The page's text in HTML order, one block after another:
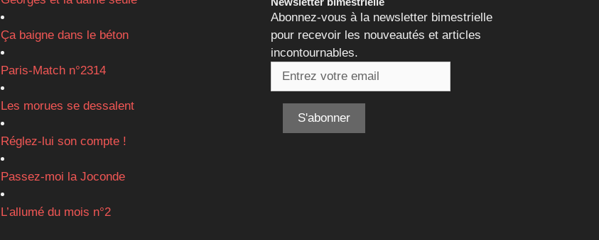
Ça baigne dans le béton
Paris-Match n°2314
Les morues se dessalent
Réglez-lui son compte !
Passez-moi la Joconde
L’allumé du mois n°2
Abonnez-vous à la newsletter bimestrielle
pour recevoir les nouveautés et articles
incontournables.